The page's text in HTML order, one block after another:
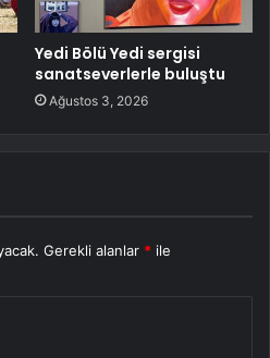
Yedi Bölü Yedi sergisi
sanatseverlerle buluştu
Ağustos 3, 2026
Gerekli alanlar * ile